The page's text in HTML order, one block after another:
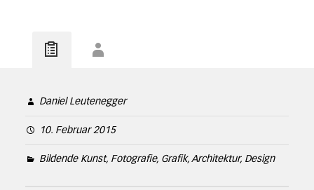
Daniel Leutenegger
10. Februar 2015
Bildende Kunst, Fotografie, Grafik, Architektur, Design